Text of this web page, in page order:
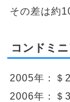
その差は約
コンドミ
2005年：＄
2006年：＄